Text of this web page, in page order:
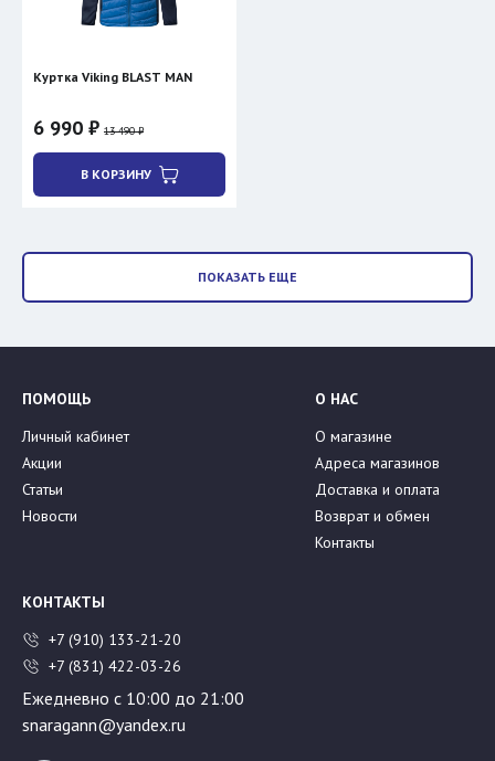
Куртка Viking BLAST MAN
6 990 ₽ 13 490 ₽
В КОРЗИНУ
ПОКАЗАТЬ ЕЩЕ
ПОМОЩЬ
Личный кабинет
Акции
Статьи
Новости
О НАС
О магазине
Адреса магазинов
Доставка и оплата
Возврат и обмен
Контакты
КОНТАКТЫ
+7 (910) 133-21-20
+7 (831) 422-03-26
Ежедневно с 10:00 до 21:00
snaragann@yandex.ru